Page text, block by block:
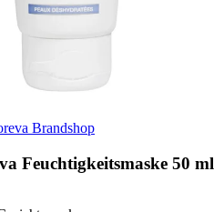
Brandshop
Feuchtigkeitsmaske 50 ml